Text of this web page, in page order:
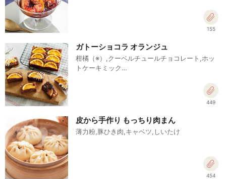
155
ガトーショコラ オランジュ
柑橘（※）,クーベルチュールチョコレート,ホッ
トケーキミック…
449
皮から手作り もっちり肉まん
薄力粉,豚ひき肉,キャベツ,しいたけ
454